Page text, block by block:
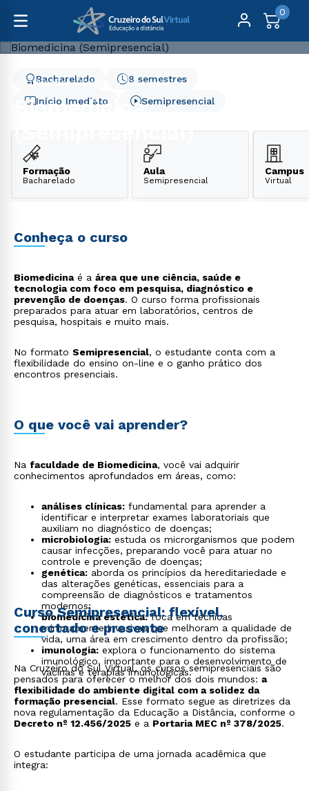
0
Graduação Saúde Biomedicina (Semipresencial)
Biomedicina
(Semipresencial)
Início Imediato
8 semestres
Bacharelado
Semipresencial
Formação
Bacharelado
Aula
Semipresencial
Campus
Virtual
Conheça o curso
Biomedicinaé a área que une ciência, saúde e
tecnologia com foco em pesquisa, diagnóstico e
prevenção de doenças. O curso forma profissionais
preparados para atuar em laboratórios, centros de
pesquisa, hospitais e muito mais.
No formato Semipresencial, o estudante conta com a
flexibilidade do ensino on-line e o ganho prático dos
encontros presenciais.
O que você vai aprender?
Na faculdade de Biomedicina, você vai adquirir
conhecimentos aprofundados em áreas, como:
análises clínicas: fundamental para aprender a
identificar e interpretar exames laboratoriais que
auxiliam no diagnóstico de doenças;
microbiologia: estuda os microrganismos que podem
causar infecções, preparando você para atuar no
controle e prevenção de doenças;
genética: aborda os princípios da hereditariedade e
das alterações genéticas, essenciais para a
compreensão de diagnósticos e tratamentos
modernos;
biomedicina estética:foca em técnicas
minimamente invasivas que melhoram a qualidade de
vida, uma área em crescimento dentro da profissão;
imunologia: explora o funcionamento do sistema
imunológico, importante para o desenvolvimento de
vacinas e terapias imunológicas.
Curso Semipresencial: flexível,
conectado e presente
Na Cruzeiro do Sul Virtual, os cursos semipresenciais são
pensados para oferecer o melhor dos dois mundos: a
flexibilidade do ambiente digital com a solidez da
formação presencial. Esse formato segue as diretrizes da
nova regulamentação da Educação a Distância, conforme o
Decreto nº 12.456/2025 e a Portaria MEC nº 378/2025.
O estudante participa de uma jornada acadêmica que
integra: